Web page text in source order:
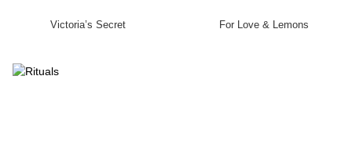
Victoria’s Secret For Love & Lemons